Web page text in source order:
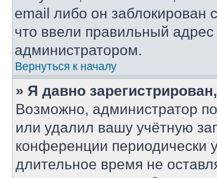
email либо он
что ввели правильный адрес
администратором.
Вернуться к началу
» Я давно
Возможно, администратор
или удалил вашу учётную
конференции периодически
длительное время не